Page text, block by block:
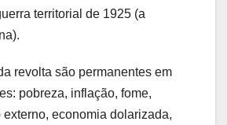
territorial de 1925 (a
revolta são permanentes em
pobreza, inflação, fome,
economia dolarizada,